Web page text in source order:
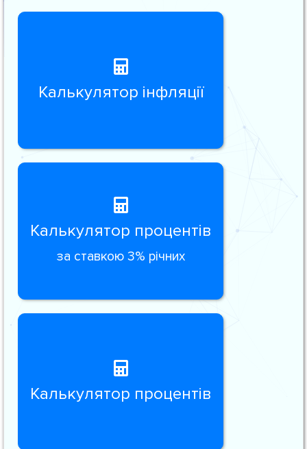
Калькулятор інфляції
Калькулятор процентів
за ставкою 3% річних
Калькулятор процентів